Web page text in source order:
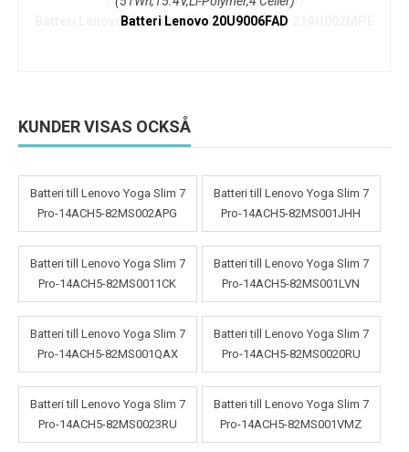
Batteri Lenovo 20U9006FAD
KUNDER VISAS OCKSÅ
Batteri till Lenovo Yoga Slim 7
Pro-14ACH5-82MS002APG
Batteri till Lenovo Yoga Slim 7
Pro-14ACH5-82MS001JHH
Batteri till Lenovo Yoga Slim 7
Pro-14ACH5-82MS0011CK
Batteri till Lenovo Yoga Slim 7
Pro-14ACH5-82MS001LVN
Batteri till Lenovo Yoga Slim 7
Pro-14ACH5-82MS001QAX
Batteri till Lenovo Yoga Slim 7
Pro-14ACH5-82MS0020RU
Batteri till Lenovo Yoga Slim 7
Pro-14ACH5-82MS0023RU
Batteri till Lenovo Yoga Slim 7
Pro-14ACH5-82MS001VMZ